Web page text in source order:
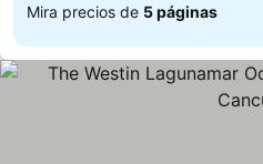
Mira precios de 5 páginas